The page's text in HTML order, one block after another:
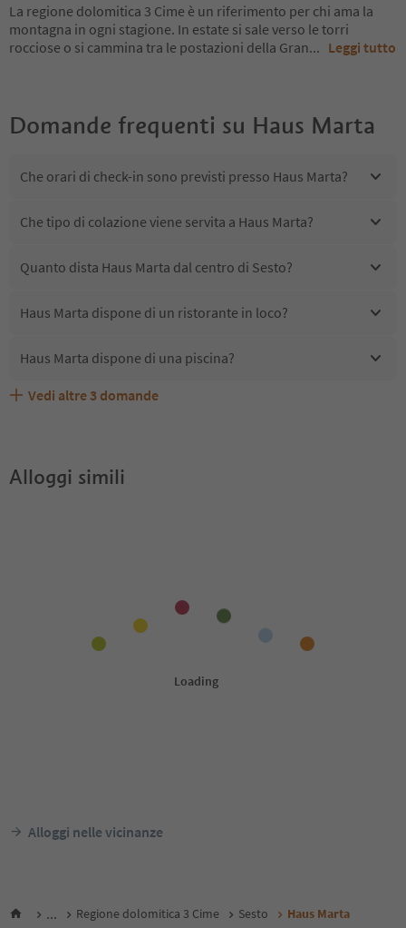
La regione dolomitica 3 Cime è un riferimento per chi ama la
montagna in ogni stagione. In estate si sale verso le torri
rocciose o si cammina tra le postazioni della Gran... Leggi tutto
Domande frequenti su Haus Marta
Che orari di check-in sono previsti presso Haus Marta?
Che tipo di colazione viene servita a Haus Marta?
Quanto dista Haus Marta dal centro di Sesto?
Haus Marta dispone di un ristorante in loco?
Haus Marta dispone di una piscina?
Haus Marta accetta animali domestici?
Quali servizi/attività sono disponibili presso Haus Marta?
Gli ospiti di Haus Marta ricevono l'Alto Adige Guest Pass?
Vedi altre 3 domande
Alloggi simili
Alloggi nelle vicinanze
... Regione dolomitica 3 Cime Sesto Haus Marta